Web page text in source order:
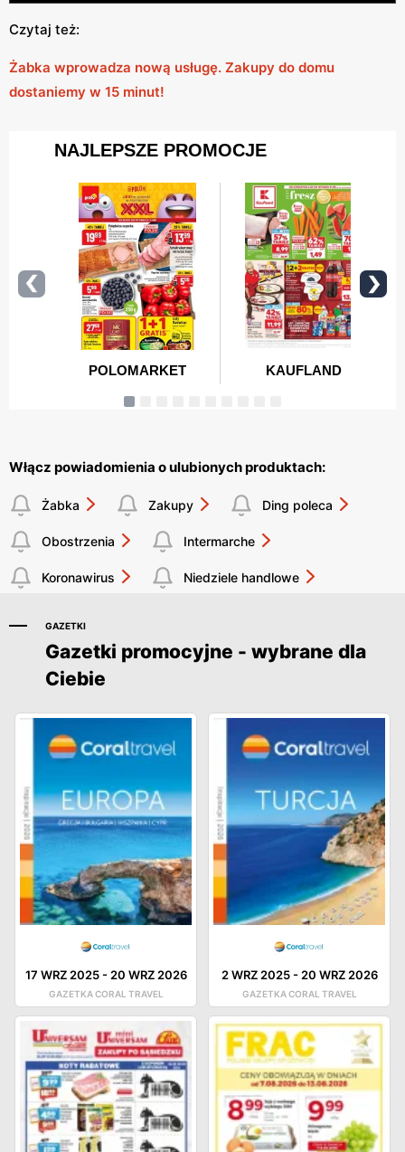
Czytaj też:
Żabka wprowadza nową usługę. Zakupy do domu
dostaniemy w 15 minut!
Włącz powiadomienia o ulubionych produktach:
Żabka Zakupy Ding poleca
Obostrzenia Intermarche
Koronawirus Niedziele handlowe
GAZETKI
Gazetki promocyjne - wybrane dla
Ciebie
17 WRZ 2025- 20 WRZ 2026
GAZETKA CORAL TRAVEL
2 WRZ 2025- 20 WRZ 2026
GAZETKA CORAL TRAVEL